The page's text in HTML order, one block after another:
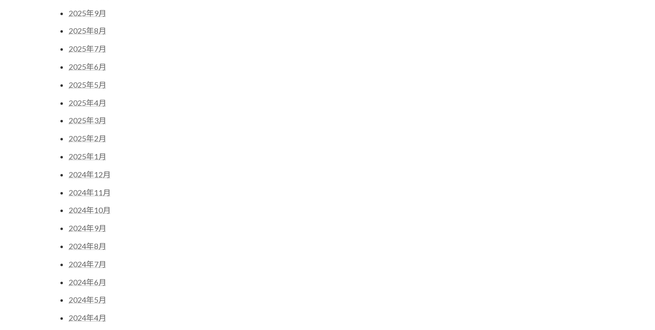
2025年9月
2025年8月
2025年7月
2025年6月
2025年5月
2025年4月
2025年3月
2025年2月
2025年1月
2024年12月
2024年11月
2024年10月
2024年9月
2024年8月
2024年7月
2024年6月
2024年5月
2024年4月